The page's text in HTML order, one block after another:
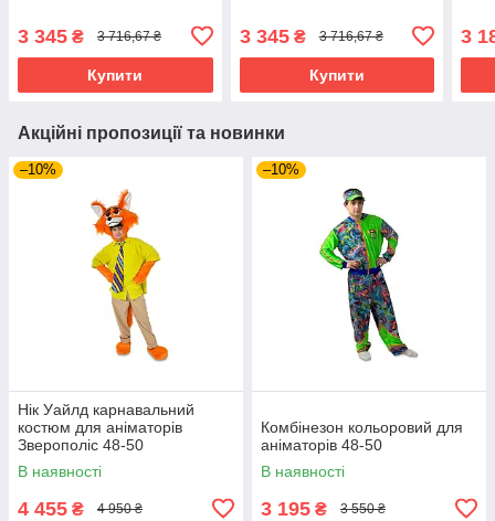
3 345 ₴ 3 716,67 ₴
Купити
3 345₴ 3 716,67 ₴
Купити
3
Акційні пропозиції та новинки
–10%
Нік Уайлд карнавальний
костюм для аніматорів
Зверополіс 48-50
В наявності
4 455 ₴ 4 950 ₴
–10%
Комбінезон кольоровий для
аніматорів 48-50
В наявності
3 195 ₴ 3 550 ₴